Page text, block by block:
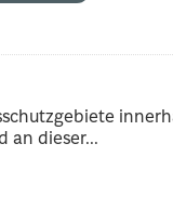
an dieser...